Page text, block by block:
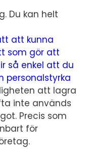
Du kan helt
att kunna
som gör att
så enkel att du
personalstyrka
att lagra
inte används
Precis som
för